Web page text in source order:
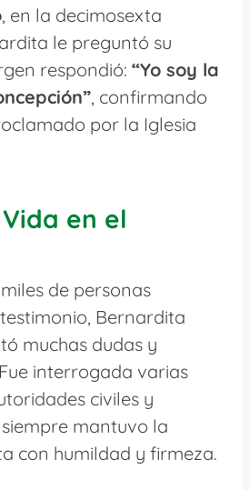
, en la decimosexta
le preguntó su
respondió: “Yo soy la
, confirmando
por la Iglesia
en el
de personas
Bernardita
muchas dudas y
interrogada varias
civiles y
mantuvo la
con humildad y firmeza.